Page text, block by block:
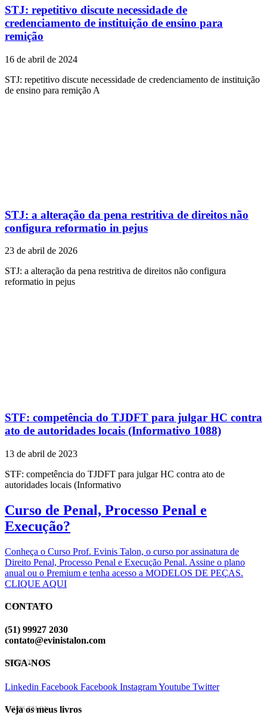
STJ: repetitivo discute necessidade de
credenciamento de instituição de ensino para
remição
16 de abril de 2024
STJ: repetitivo discute necessidade de credenciamento de instituição
de ensino para remição ​A
STJ: a alteração da pena restritiva de direitos não
configura reformatio in pejus
23 de abril de 2026
STJ: a alteração da pena restritiva de direitos não configura
reformatio in pejus
STF: competência do TJDFT para julgar HC contra
ato de autoridades locais (Informativo 1088)
13 de abril de 2023
STF: competência do TJDFT para julgar HC contra ato de
autoridades locais (Informativo
Curso de Penal, Processo Penal e
Execução?
Conheça o Curso Prof. Evinis Talon, o curso por assinatura de
Direito Penal, Processo Penal e Execução Penal. Assine o plano
anual ou o Premium e tenha acesso a MODELOS DE PEÇAS.
CLIQUE AQUI
EVINIS TALON
CONTATO
(51) 99927 2030
contato@evinistalon.com
EVINIS TALON
SIGA-NOS
Linkedin Facebook Facebook InstagramYoutube Twitter
EVINIS TALON
Veja os meus livros